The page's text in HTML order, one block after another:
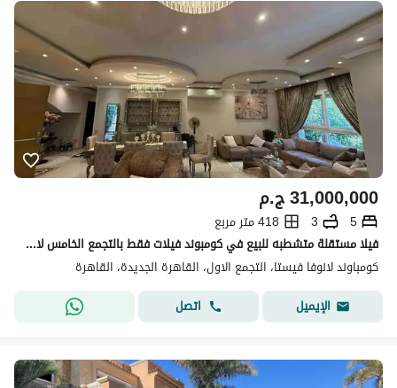
ج.م31,000,000
5
3
418 متر مربع
فيلا مستقلة متشطبه للبيع في كومبوند فيلات فقط بالتجمع الخامس لانوفا فيستا
كومباوند لانوفا فيستا، التجمع الاول، القاهرة الجديدة، القاهرة
الإيميل
اتصل